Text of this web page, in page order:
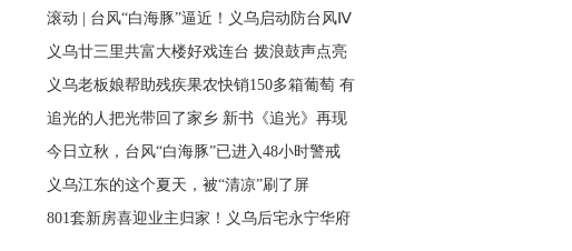
现实中有了回响
滚动 | 台风“白海豚”逼近！义乌启动防台风Ⅳ
级应急响应
义乌廿三里共富大楼好戏连台 拨浪鼓声点亮
乡村之夜
义乌老板娘帮助残疾果农快销150多箱葡萄 有
人认出她还主演了部短剧
追光的人把光带回了家乡 新书《追光》再现
义商与一座城的双向奔赴
今日立秋，台风“白海豚”已进入48小时警戒
线，义乌风雨时间、雨量公布
义乌江东的这个夏天，被“清凉”刷了屏
801套新房喜迎业主归家！义乌后宅永宁华府